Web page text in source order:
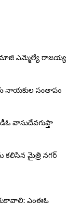
ఎమ్మెల్యే రాజయ్య
నాయకుల సంతాపం
వాసుదేవగుప్తా
కలిసిన మైత్రి నగర్
ఎంఈఓ